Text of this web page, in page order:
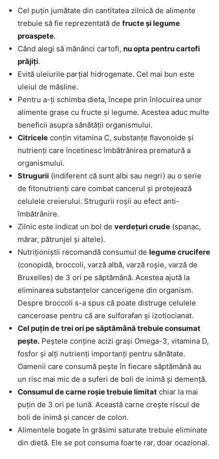
Cel puțin jumătate din cantitatea zilnică de alimente
trebuie să fie reprezentată de fructe și legume
proaspete.
Când alegi să mănânci cartofi, nu opta pentru cartofi
prăjiți.
Evită uleiurile parțial hidrogenate. Cel mai bun este
uleiul de măsline.
Pentru a-ți schimba dieta, începe prin înlocuirea unor
alimente grase cu fructe și legume. Acestea aduc multe
beneficii asupra sănătății organismului.
Citricele conțin vitamina C, substanțe flavonoide și
nutrienți care încetinesc îmbătrânirea prematură a
organismului.
Strugurii (indiferent că sunt albi sau negri) au o serie
de fitonutrienți care combat cancerul și protejează
celulele creierului. Strugurii roșii au efect anti-
îmbătrânire.
Zilnic este indicat un bol de verdețuri crude (spanac,
mărar, pătrunjel și altele).
Nutriționiștii recomandă consumul de legume crucifere
(conopidă, broccoli, varză albă, varză roșie, varză de
Bruxelles) de 3 ori pe săptămână. Acestea ajută la
eliminarea substanțelor cancerigene din organism.
Despre broccoli s-a spus că poate distruge celulele
canceroase pentru că are sulforafan și izotiocianat.
Cel puțin de trei ori pe săptămână trebuie consumat
pește. Peștele conține acizi grași Omega-3, vitamina D,
fosfor și alți nutrienți importanți pentru sănătate.
Oamenii care consumă pește în fiecare săptămână au
un risc mai mic de a suferi de boli de inimă și demență.
Consumul de carne roșie trebuie limitat chiar la mai
puțin de 3 ori pe lună. Această carne crește riscul de
boli de inimă și cancer de colon.
Alimentele bogate în grăsimi saturate trebuie eliminate
din dietă. Ele se pot consuma foarte rar, doar ocazional.